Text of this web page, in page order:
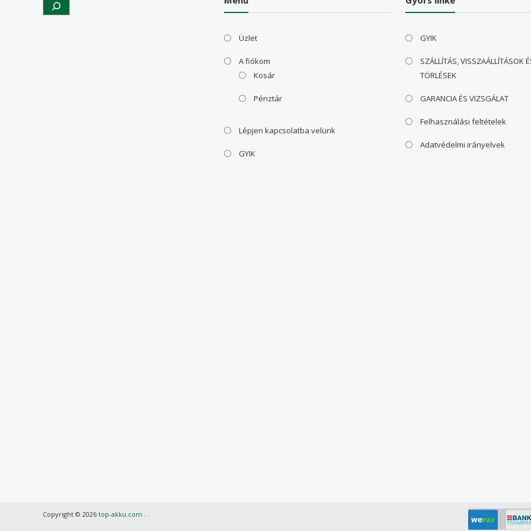
Üzlet
A fiókom
Kosár
Pénztár
Lépjen kapcsolatba velünk
GYIK
GYIK
SZÁLLÍTÁS, VISSZAÁLLÍTÁSOK
TÖRLÉSEK
GARANCIA ÉS VIZSGÁLAT
Felhasználási feltételek
Adatvédelmi irányelvek
Copyright © 2026 top-akku.com . .